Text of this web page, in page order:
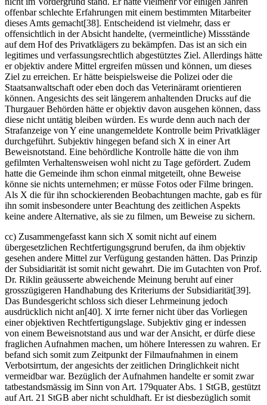
offenbar schlechte Erfahrungen mit einem bestimmten Mitarbeiter
dieses Amts gemacht[38]. Entscheidend ist vielmehr, dass er
offensichtlich in der Absicht handelte, (vermeintliche) Missstände
auf dem Hof des Privatklägers zu bekämpfen. Das ist an sich ein
legitimes und verfassungsrechtlich abgestütztes Ziel. Allerdings hätte
er objektiv andere Mittel ergreifen müssen und können, um dieses
Ziel zu erreichen. Er hätte beispielsweise die Polizei oder die
Staatsanwaltschaft oder eben doch das Veterinäramt orientieren
können. Angesichts des seit längerem anhaltenden Drucks auf die
Thurgauer Behörden hätte er objektiv davon ausgehen können, dass
diese nicht untätig bleiben würden. Es wurde denn auch nach der
Strafanzeige von Y eine unangemeldete Kontrolle beim Privatkläger
durchgeführt. Subjektiv hingegen befand sich X in einer Art
Beweisnotstand. Eine behördliche Kontrolle hätte die von ihm
gefilmten Verhaltensweisen wohl nicht zu Tage gefördert. Zudem
hatte die Gemeinde ihm schon einmal mitgeteilt, ohne Beweise
könne sie nichts unternehmen; er müsse Fotos oder Filme bringen.
Als X die für ihn schockierenden Beobachtungen machte, gab es für
ihn somit insbesondere unter Beachtung des zeitlichen Aspekts
keine andere Alternative, als sie zu filmen, um Beweise zu sichern.
cc) Zusammengefasst kann sich X somit nicht auf einem
übergesetzlichen Rechtfertigungsgrund berufen, da ihm objektiv
gesehen andere Mittel zur Verfügung gestanden hätten. Das Prinzip
der Subsidiarität ist somit nicht gewahrt. Die im Gutachten von Prof.
Dr. Riklin geäusserte abweichende Meinung beruht auf einer
grosszügigeren Handhabung des Kriteriums der Subsidiarität[39].
Das Bundesgericht schloss sich dieser Lehrmeinung jedoch
ausdrücklich nicht an[40]. X irrte ferner nicht über das Vorliegen
einer objektiven Rechtfertigungslage. Subjektiv ging er indessen
von einem Beweisnotstand aus und war der Ansicht, er dürfe diese
fraglichen Aufnahmen machen, um höhere Interessen zu wahren. Er
befand sich somit zum Zeitpunkt der Filmaufnahmen in einem
Verbotsirrtum, der angesichts der zeitlichen Dringlichkeit nicht
vermeidbar war. Bezüglich der Aufnahmen handelte er somit zwar
tatbestandsmässig im Sinn von Art. 179quater Abs. 1 StGB, gestützt
auf Art. 21 StGB aber nicht schuldhaft. Er ist diesbezüglich somit